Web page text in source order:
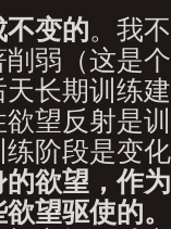
变的。我
弱（这是
长期训练
望反射是
阶段是变
欲望，作
望驱使的